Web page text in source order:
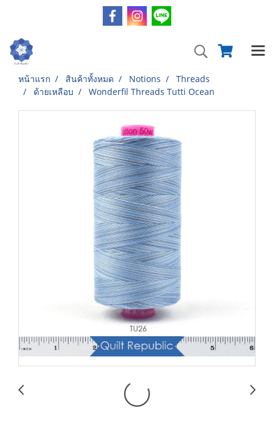
หน้าแรก สินค้าทั้งหมด Notions
Threads
ด้ายเหลือบ
Wonderfil Threads Tutti Ocean